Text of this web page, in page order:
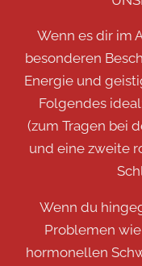
Wenn es dir im
besonderen
Energie und
Folgendes
(zum Tragen bei
und eine zweite
Wenn du
Problemen
hormonellen